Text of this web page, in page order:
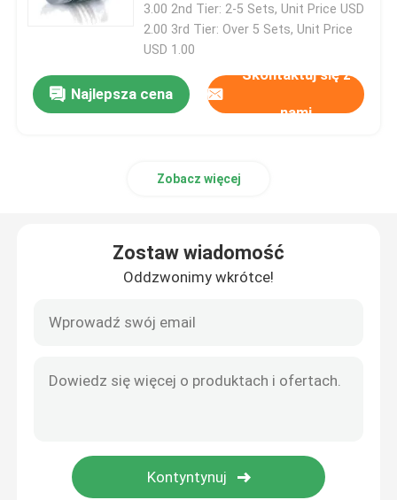
3.00 2nd Tier: 2-5 Sets, Unit Price USD
2.00 3rd Tier: Over 5 Sets, Unit Price
USD 1.00
Najlepsza cena
Skontaktuj się z
nami
Zobacz więcej
Zostaw wiadomość
Oddzwonimy wkrótce!